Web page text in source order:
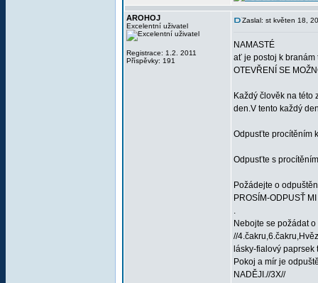
AROHOJ
Excelentní uživatel
Registrace: 1.2. 2011
Příspěvky: 191
Zaslal: st květen 18,
NAMASTÉ
ať je postoj k branám
OTEVŘENÍ SE
Každý člověk na této
den.V tento každý
Odpusťte procítěním
Odpusťte s
Požádejte o
PROSÍM-ODPUSŤ
.
Nebojte se požádat
//
lásky-fialový paprsek
Pokoj a mír je
NADĚJI.//3X//